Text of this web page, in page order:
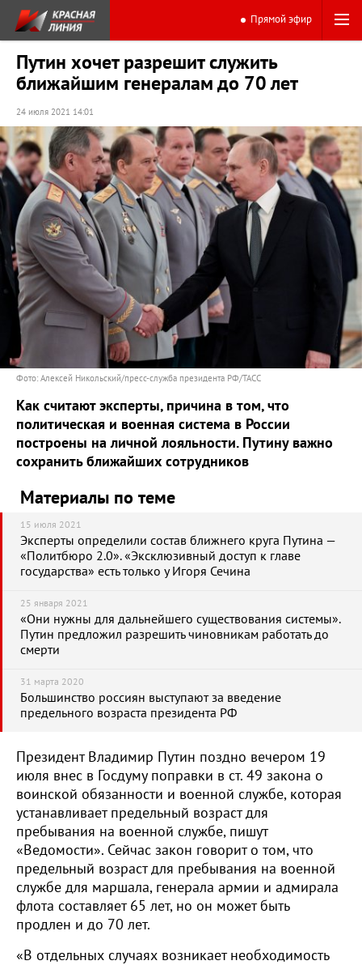
Прямой эфир
Путин хочет разрешит служить
ближайшим генералам до 70 лет
24 июля 2021 14:01
Фото: Алексей Никольский/пресс-служба президента РФ/ТАСС
Как считают эксперты, причина в том, что
политическая и военная система в России
построены на личной лояльности. Путину важно
сохранить ближайших сотрудников
Материалы по теме
15 июля 2021
Эксперты определили состав ближнего круга Путина —
«Политбюро 2.0». «Эксклюзивный доступ к главе
государства» есть только у Игоря Сечина
25 января 2021
«Они нужны для дальнейшего существования системы».
Путин предложил разрешить чиновникам работать до
смерти
31 марта 2020
Большинство россиян выступают за введение
предельного возраста президента РФ
Президент Владимир Путин поздно вечером 19
июля внес в Госдуму поправки в ст. 49 закона о
воинской обязанности и военной службе, которая
устанавливает предельный возраст для
пребывания на военной службе, пишут
«Ведомости». Сейчас закон говорит о том, что
предельный возраст для пребывания на военной
службе для маршала, генерала армии и адмирала
флота составляет 65 лет, но он может быть
продлен и до 70 лет.
«В отдельных случаях возникает необходимость